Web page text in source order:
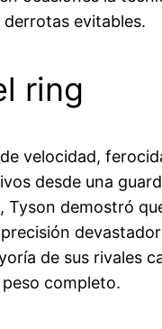
evitables.
ring
velocidad,
desde una
demostró
de sus rivales
completo.